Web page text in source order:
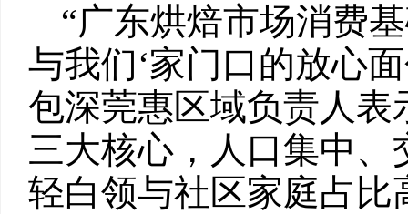
“广东烘焙市场消费
与我们‘家门口的放心
包深莞惠区域负责人
三大核心，人口集中
轻白领与社区家庭占